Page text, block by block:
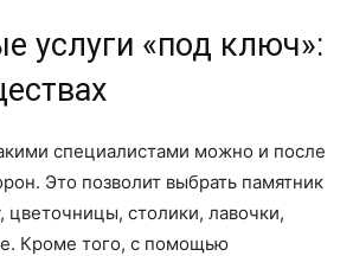
услуги «под ключ»:
специалистами можно и после
Это позволит выбрать памятник
цветочницы, столики, лавочки,
Кроме того, с помощью